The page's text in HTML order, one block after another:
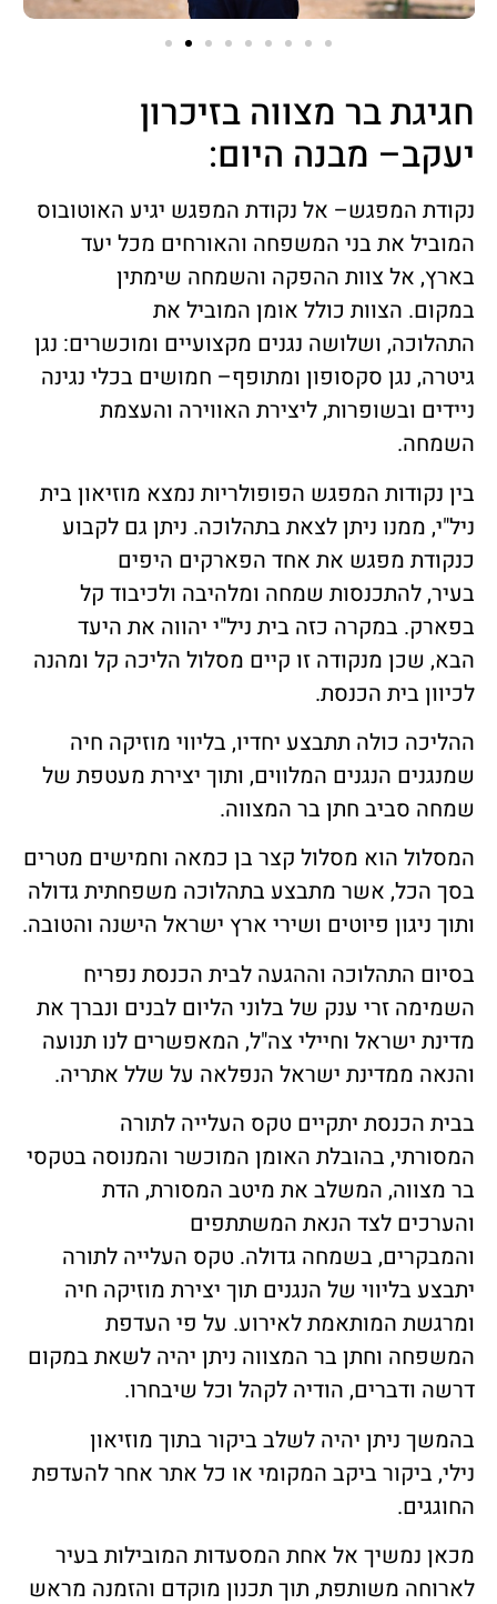
חגיגת בר מצווה בזיכרון
יעקב– מבנה היום:
נקודת המפגש– אל נקודת המפגש יגיע האוטובוס
המוביל את בני המשפחה והאורחים מכל יעד
בארץ, אל צוות ההפקה והשמחה שימתין
במקום. הצוות כולל אומן המוביל את
התהלוכה, ושלושה נגנים מקצועיים ומוכשרים: נגן
גיטרה, נגן סקסופון ומתופף– חמושים בכלי נגינה
ניידים ובשופרות, ליצירת האווירה והעצמת
השמחה.
בין נקודות המפגש הפופולריות נמצא מוזיאון בית
ניל"י, ממנו ניתן לצאת בתהלוכה. ניתן גם לקבוע
כנקודת מפגש את אחד הפארקים היפים
בעיר, להתכנסות שמחה ומלהיבה ולכיבוד קל
בפארק. במקרה כזה בית ניל"י יהווה את היעד
הבא, שכן מנקודה זו קיים מסלול הליכה קל ומהנה
לכיוון בית הכנסת.
ההליכה כולה תתבצע יחדיו, בליווי מוזיקה חיה
שמנגנים הנגנים המלווים, ותוך יצירת מעטפת של
שמחה סביב חתן בר המצווה.
המסלול הוא מסלול קצר בן כמאה וחמישים מטרים
בסך הכל, אשר מתבצע בתהלוכה משפחתית גדולה
ותוך ניגון פיוטים ושירי ארץ ישראל הישנה והטובה.
בסיום התהלוכה וההגעה לבית הכנסת נפריח
השמימה זרי ענק של בלוני הליום לבנים ונברך את
מדינת ישראל וחיילי צה"ל, המאפשרים לנו תנועה
והנאה ממדינת ישראל הנפלאה על שלל אתריה.
בבית הכנסת יתקיים טקס העלייה לתורה
המסורתי, בהובלת האומן המוכשר והמנוסה בטקסי
בר מצווה, המשלב את מיטב המסורת, הדת
והערכים לצד הנאת המשתתפים
והמבקרים, בשמחה גדולה. טקס העלייה לתורה
יתבצע בליווי של הנגנים תוך יצירת מוזיקה חיה
ומרגשת המותאמת לאירוע. על פי העדפת
המשפחה וחתן בר המצווה ניתן יהיה לשאת במקום
דרשה ודברים, הודיה לקהל וכל שיבחרו.
בהמשך ניתן יהיה לשלב ביקור בתוך מוזיאון
נילי, ביקור ביקב המקומי או כל אתר אחר להעדפת
החוגגים.
מכאן נמשיך אל אחת המסעדות המובילות בעיר
לארוחה משותפת, תוך תכנון מוקדם והזמנה מראש